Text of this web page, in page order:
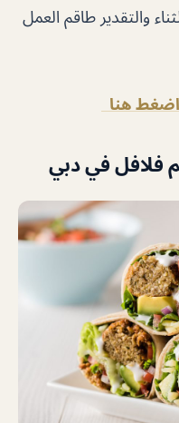
والتقدير طاقم العمل
اضغط هنا